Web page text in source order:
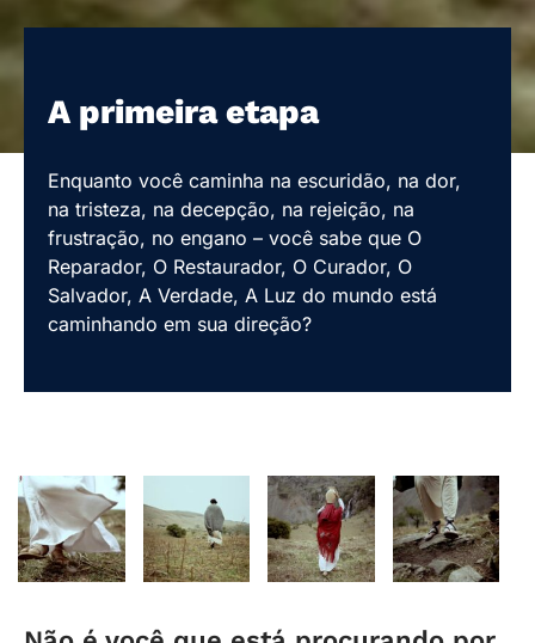
A primeira etapa
Enquanto você caminha na escuridão, na dor,
na tristeza, na decepção, na rejeição, na
frustração, no engano – você sabe que O
Reparador, O Restaurador, O Curador, O
Salvador, A Verdade, A Luz do mundo está
caminhando em sua direção?